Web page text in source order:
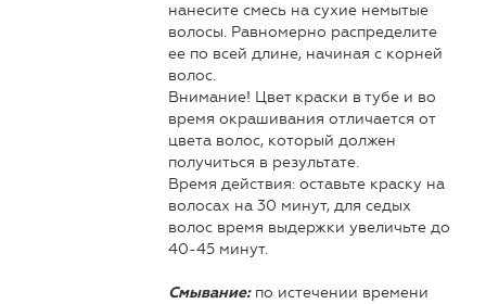
нанесите смесь на сухие немытые
волосы. Равномерно распределите
ее по всей длине, начиная с корней
волос.
Внимание! Цвет краски в тубе и во
время окрашивания отличается от
цвета волос, который должен
получиться в результате.
Время действия: оставьте краску на
волосах на 30 минут, для седых
волос время выдержки увеличьте до
40-45 минут.
Смывание:по истечении времени